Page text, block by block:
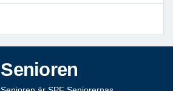
Senioren